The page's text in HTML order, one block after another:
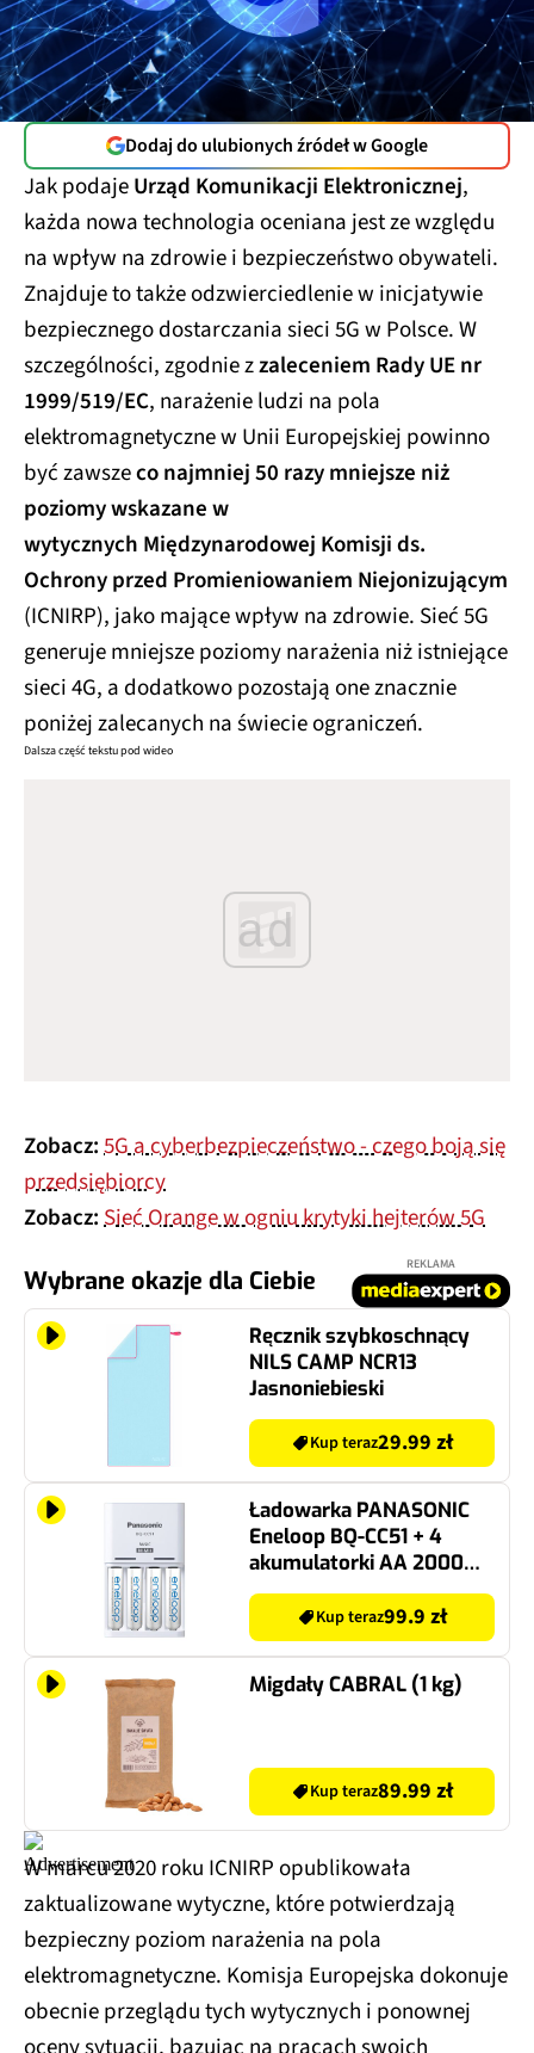
Dodaj do ulubionych źródeł w Google
Jak podajeUrząd Komunikacji Elektronicznej,
każda nowa technologia oceniana jest ze względu
na wpływ na zdrowie i bezpieczeństwo obywateli.
Znajduje to także odzwierciedlenie w inicjatywie
bezpiecznego dostarczania sieci 5G w Polsce. W
szczególności, zgodnie zzaleceniem Rady UE nr
1999/519/EC, narażenie ludzi na pola
elektromagnetyczne w Unii Europejskiej powinno
być zawszeco najmniej 50 razy mniejsze niż
poziomy wskazane w
wytycznych Międzynarodowej Komisji ds.
Ochrony przed Promieniowaniem Niejonizującym
(ICNIRP), jako mające wpływ na zdrowie. Sieć 5G
generuje mniejsze poziomy narażenia niż istniejące
sieci 4G, a dodatkowo pozostają one znacznie
poniżej zalecanych na świecie ograniczeń.
Dalsza część tekstu pod wideo
ad
Zobacz:5G a cyberbezpieczeństwo - czego boją się
przedsiębiorcy
Zobacz: Sieć Orange w ogniu krytyki hejterów 5G
Wybrane okazje dla Ciebie
REKLAMA
Ręcznik szybkoschnący
NILS CAMP NCR13
Jasnoniebieski
Kup teraz29.99 zł
Ładowarka PANASONIC
Eneloop BQ-CC51 + 4
akumulatorki AA 2000
mAh
Kup teraz99.9 zł
Migdały CABRAL (1 kg)
Kup teraz89.99 zł
W marcu 2020 roku ICNIRP opublikowała
zaktualizowane wytyczne, które potwierdzają
bezpieczny poziom narażenia na pola
elektromagnetyczne. Komisja Europejska dokonuje
obecnie przeglądu tych wytycznych i ponownej
oceny sytuacji, bazując na pracach swoich